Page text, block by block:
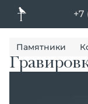
+7
Памятники